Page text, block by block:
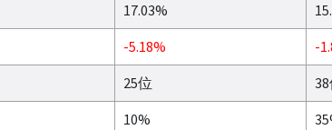
17.03%
-5.18%
-
25位
10%